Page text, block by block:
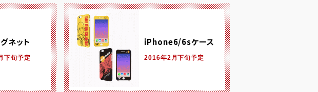
ネット
下旬予定
iPhone6/6sケース
2016年2月下旬予定